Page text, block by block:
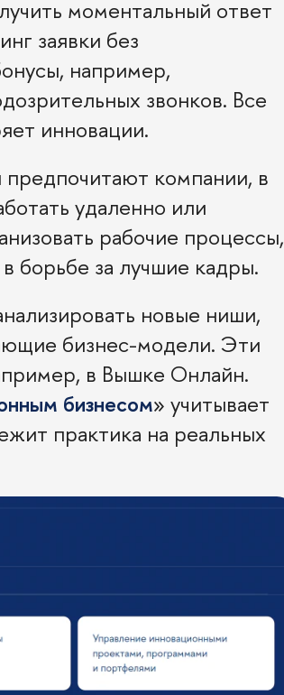
моментальный ответ
заявки без
например,
звонков. Все
инновации.
компании, в
удаленно или
рабочие процессы,
борьбе за лучшие кадры.
новые ниши,
бизнес-модели. Эти
в Вышке Онлайн.
бизнесом» учитывает
практика на реальных